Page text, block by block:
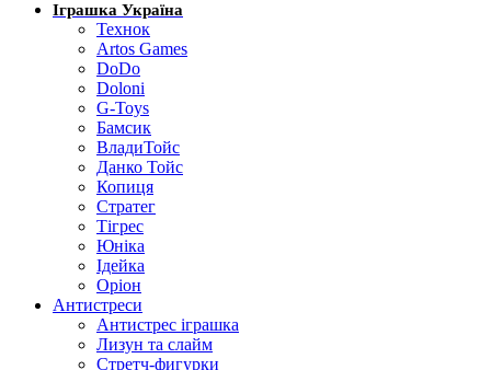
Іграшка Україна
Технок
Artos Games
DoDo
Doloni
G-Toys
Бамсик
ВладиТойс
Данко Тойс
Копиця
Стратег
Тігрес
Юніка
Ідейка
Оріон
Антистреси
Антистрес іграшка
Лизун та слайм
Стретч-фигурки